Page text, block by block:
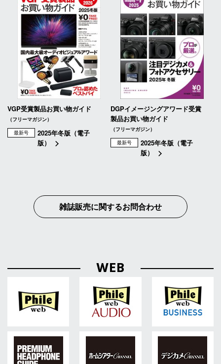
VGP受賞製品お買い物ガイド
（フリーマガジン）
最新号
2025年冬版（電子
版）
DGPイメージングアワード受賞
製品お買い物ガイド
（フリーマガジン）
最新号
2025年冬版（電子
版）
雑誌販売に関するお問合わせ
WEB